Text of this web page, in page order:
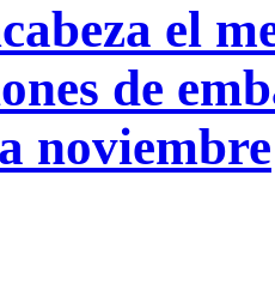
el
de
noviembre